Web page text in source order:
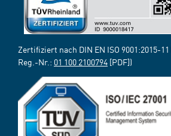
Zertifiziert nach DIN EN ISO 9001:2015-
Reg.-Nr.: 01 100 2100794 [PDF])